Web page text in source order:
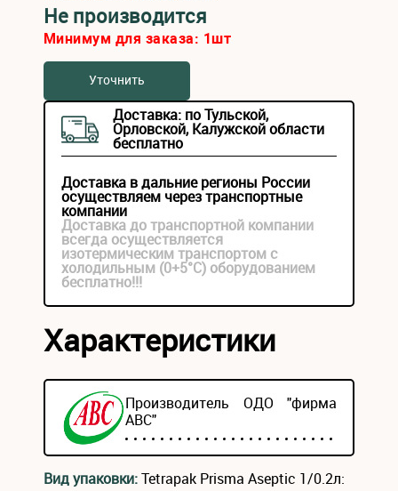
Не производится
Минимум для заказа: 1шт
Уточнить
Доставка: по Тульской,
Орловской, Калужской области
бесплатно
Доставка в дальние регионы России
осуществляем через транспортные
компании
Доставка до транспортной компании
всегда осуществляется
изотермическим транспортом с
холодильным (0+5°С) оборудованием
бесплатно!!!
Характеристики
Производитель ОДО "фирма
АВС"
Вид упаковки:Tetrapak Prisma Aseptic 1/0.2л: